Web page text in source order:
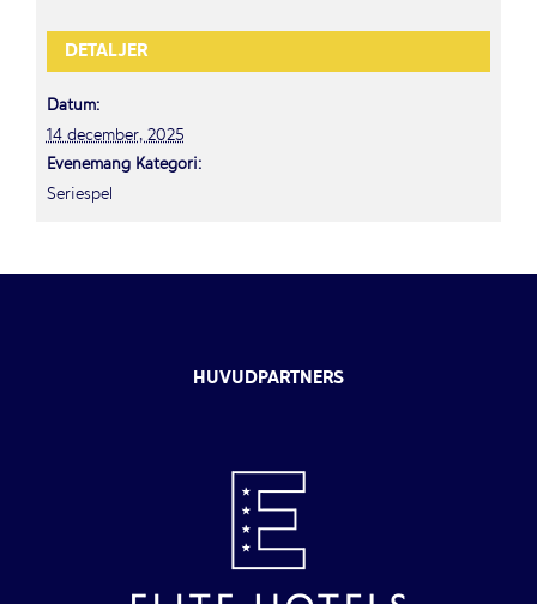
DETALJER
Datum:
14 december, 2025
Evenemang Kategori:
Seriespel
HUVUDPARTNERS